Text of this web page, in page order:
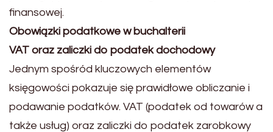
finansowej.
Obowiązki podatkowe w buchalterii
VAT oraz zaliczki do podatek dochodowy
Jednym spośród kluczowych elementów
księgowości pokazuje się prawidłowe obliczanie i
podawanie podatków. VAT (podatek od towarów a
także usług) oraz zaliczki do podatek zarobkowy